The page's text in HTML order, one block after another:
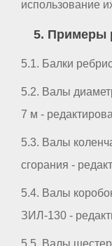
использование
5. Примеры
5.1. Балки
5.2. Валы
7 м -
5.3. Валы
сгорания -
5.4. Валы
ЗИЛ-130 -